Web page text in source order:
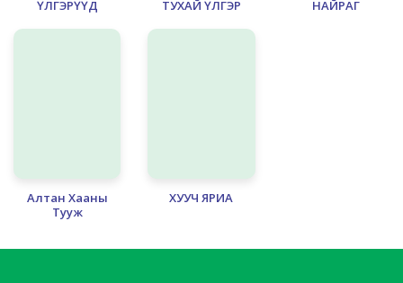
ҮЛГЭРҮҮД
ТУХАЙ ҮЛГЭР
НАЙРАГ
Алтан Хааны
Тууж
ХУУЧ ЯРИА